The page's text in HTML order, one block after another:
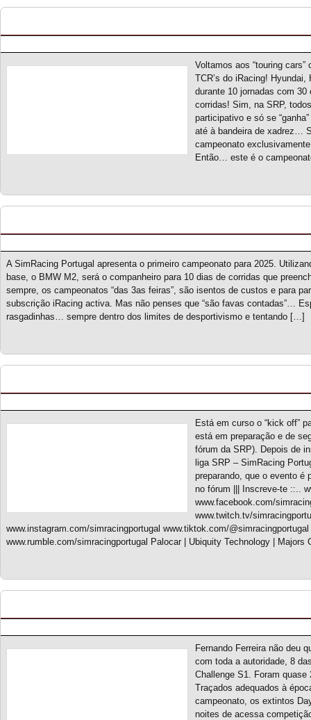
Voltamos aos “touring
TCR’s do iRacing!
durante 10 jornadas com
corridas! Sim, na SRP,
participativo e só se
até à bandeira de xadrez…
campeonato
Então… este é o
A SimRacing Portugal apresenta o primeiro campeonato para 2025.
base, o BMW M2, será o companheiro para 10 dias de corridas que
sempre, os campeonatos “das 3as feiras”, são isentos de custos e para
subscrição iRacing activa. Mas não penses que “são favas contadas”…
rasgadinhas… sempre dentro dos limites de desportivismo e tentando […]
Está em curso o “kick off”
está em preparação e de
fórum da SRP). Depois de
liga SRP – SimRacing
preparando, que o evento
no fórum ||| Inscreve-te ::..
www.facebook.com/
www.twitch.tv/
www.instagram.com/simracingportugal www.tiktok.com/
www.rumble.com/simracingportugal Palocar | Ubiquity Technology |
Fernando Ferreira não deu
com toda a autoridade, 8
Challenge S1. Foram
Traçados adequados à
campeonato, os extintos
noites de acessa